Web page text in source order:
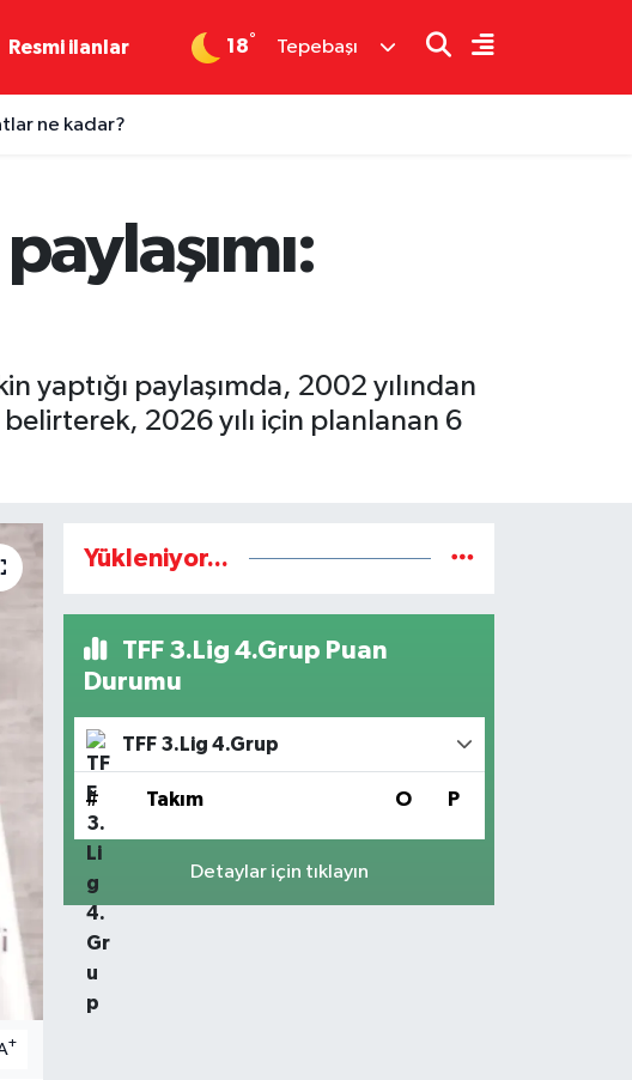
Resmi ilanlar 18° Tepebaşı
ne kadar?
yaptığı paylaşımda, 2002 yılından
2026 yılı için planlanan 6
+
Yükleniyor...
TFF 3.Lig 4.Grup Puan
Durumu
TFF 3.Lig 4.Grup
# Takım O P
Detaylar için tıklayın